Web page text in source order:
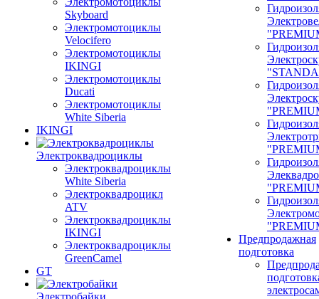
Skyboard
Электромотоциклы
Velocifero
Электромотоциклы
IKINGI
Электромотоциклы
Ducati
Электромотоциклы
White Siberia
IKINGI
Электроквадроциклы
Электроквадроциклы
White Siberia
Электроквадроцикл
ATV
Электроквадроциклы
IKINGI
Электроквадроциклы
GreenCamel
GT
Электробайки
Предпродажная
подготовка